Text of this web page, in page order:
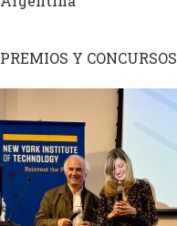
PREMIOS Y CONCURSOS